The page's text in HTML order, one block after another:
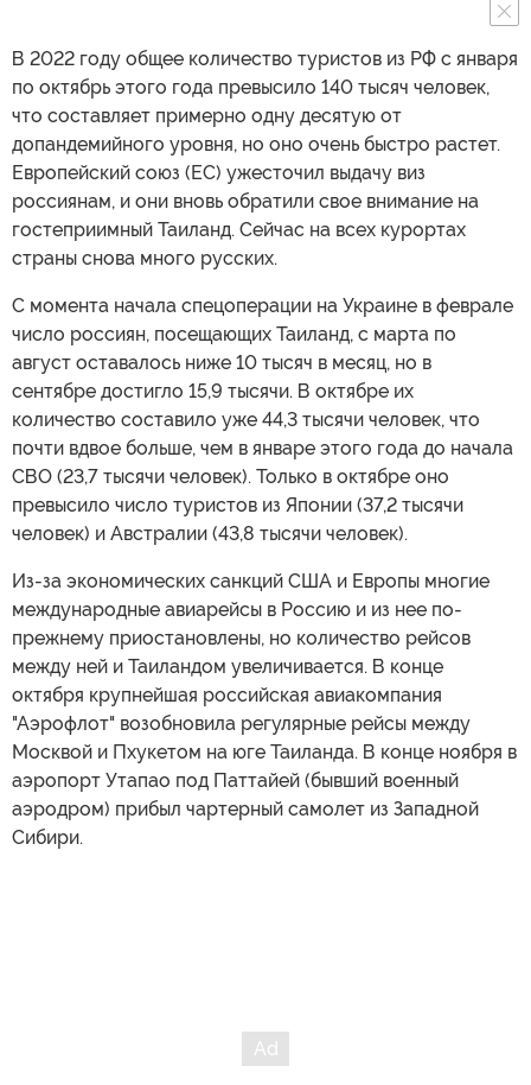
В 2022 году общее количество туристов из РФ с января
по октябрь этого года превысило 140 тысяч человек,
что составляет примерно одну десятую от
допандемийного уровня, но оно очень быстро растет.
Европейский союз (ЕС) ужесточил выдачу виз
россиянам, и они вновь обратили свое внимание на
гостеприимный Таиланд. Сейчас на всех курортах
страны снова много русских.
С момента начала спецоперации на Украине в феврале
число россиян, посещающих Таиланд, с марта по
август оставалось ниже 10 тысяч в месяц, но в
сентябре достигло 15,9 тысячи. В октябре их
количество составило уже 44,3 тысячи человек, что
почти вдвое больше, чем в январе этого года до начала
СВО (23,7 тысячи человек). Только в октябре оно
превысило число туристов из Японии (37,2 тысячи
человек) и Австралии (43,8 тысячи человек).
Из-за экономических санкций США и Европы многие
международные авиарейсы в Россию и из нее по-
прежнему приостановлены, но количество рейсов
между ней и Таиландом увеличивается. В конце
октября крупнейшая российская авиакомпания
"Аэрофлот" возобновила регулярные рейсы между
Москвой и Пхукетом на юге Таиланда. В конце ноября в
аэропорт Утапао под Паттайей (бывший военный
аэродром) прибыл чартерный самолет из Западной
Сибири.